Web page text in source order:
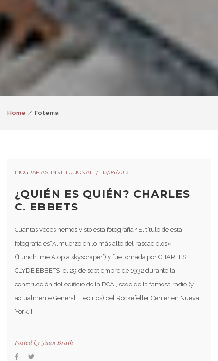
Home Fotema
BIOGRAFÍAS, INSTITUCIONAL 13/04/2013
¿QUIÉN ES QUIÉN? CHARLES
C. EBBETS
Cuantas veces hemos visto esta fotografía? El título de esta
fotografía es¨Almuerzo en lo más alto del rascacielos»
(‘Lunchtime Atop a skyscraper’) y fue tomada por CHARLES
CLYDE EBBETS el 29 de septiembre de 1932 durante la
construcción del edificio de la RCA , sede de la famosa radio (y
actualmente General Electrics) del Rockefeller Center en Nueva
York. […]
Posted by Juan Brath